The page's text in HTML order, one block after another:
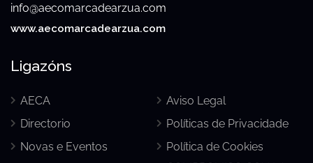
info@aecomarcadearzua.com
www.aecomarcadearzua.com
Ligazóns
AECA
Directorio
Novas e Eventos
Aviso Legal
Políticas de Privacidade
Política de Cookies